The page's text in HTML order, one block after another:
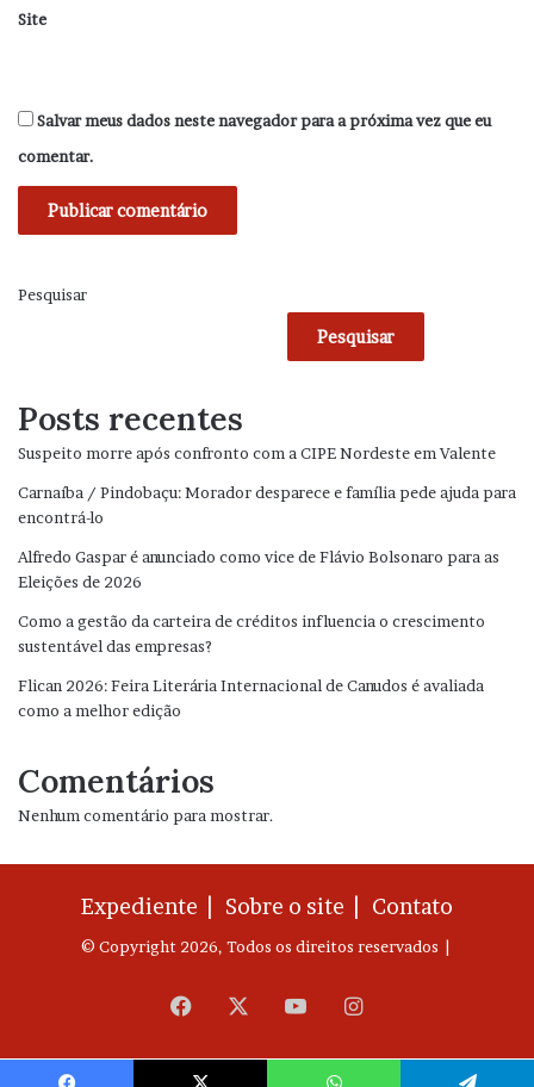
Site
Salvar meus dados neste navegador para a próxima vez que eu
comentar.
Pesquisar
Pesquisar
Posts recentes
Suspeito morre após confronto com a CIPE Nordeste em Valente
Carnaíba / Pindobaçu: Morador desparece e família pede ajuda para
encontrá-lo
Alfredo Gaspar é anunciado como vice de Flávio Bolsonaro para as
Eleições de 2026
Como a gestão da carteira de créditos influencia o crescimento
sustentável das empresas?
Flican 2026: Feira Literária Internacional de Canudos é avaliada
como a melhor edição
Comentários
Nenhum comentário para mostrar.
Expediente | Sobre o site | Contato
© Copyright 2026, Todos os direitos reservados |
Facebook YouTubeInstagram